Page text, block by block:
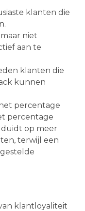
klanten die
niet
aan te
klanten die
kunnen
percentage
percentage
duidt op meer
terwijl een
klantloyaliteit